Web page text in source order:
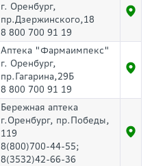
г. Оренбург,
пр.Дзержинского,18
8 800 700 91 19
Аптека "Фармаимпекс"
г. Оренбург,
пр.Гагарина,29Б
8 800 700 91 19
Бережная аптека
г.Оренбург, пр.Победы,
119
8(800)700-44-55;
8(3532)42-66-36